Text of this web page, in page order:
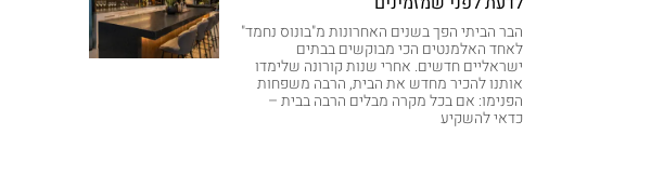
הבר הביתי הפך בשנים האחרונות מ"בונוס נחמד"
לאחד האלמנטים הכי מבוקשים בבתים
ישראליים חדשים. אחרי שנות קורונה שלימדו
אותנו להכיר מחדש את הבית, הרבה משפחות
הפנימו: אם בכל מקרה מבלים הרבה בבית –
כדאי להשקיע